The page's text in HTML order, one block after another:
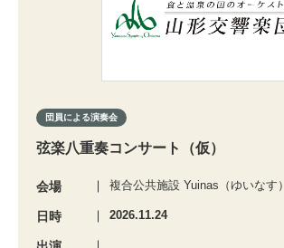
団員による演奏会
弦楽八重奏コンサート（仮）
会場 複合公共施設 Yuinas（ゆいなす）
日時 2026.11.24